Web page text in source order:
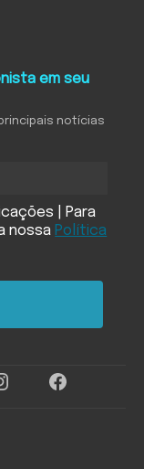
em seu
notícias
| Para
nossa Política